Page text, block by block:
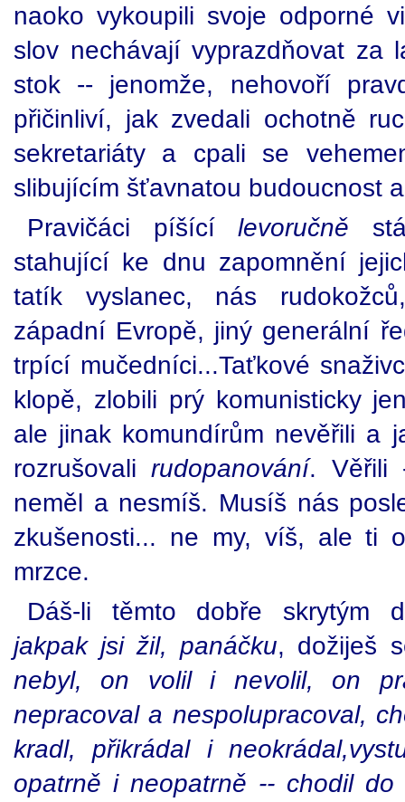
naoko vykoupili svoje odporné
slov nechávají vyprazdňovat za
stok -- jenomže, nehovoří
přičinliví, jak zvedali ochotně
sekretariáty a cpali se
slibujícím šťavnatou budoucnost
Pravičáci píšící levoručně
stahující ke dnu zapomnění
tatík vyslanec, nás
západní Evropě, jiný generální
trpící mučedníci...Taťkové
klopě, zlobili prý komunisticky
ale jinak komundírům nevěřili a
rozrušovalirudopanování. Věřili
neměl a nesmíš. Musíš nás
zkušenosti... ne my, víš, ale ti
mrzce.
Dáš-li těmto dobře skrytým
jakpak jsi žil, panáčku, dožiješ
nebyl, on volil i nevolil, on
nepracoval a nespolupracoval,
kradl, přikrádal i
opatrně i neopatrně -- chodil